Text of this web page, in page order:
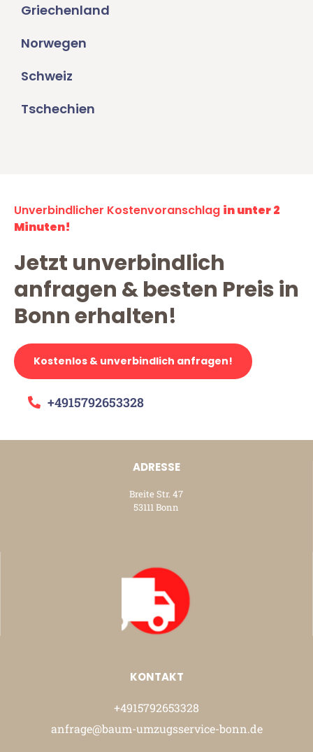
Griechenland
Norwegen
Schweiz
Tschechien
Unverbindlicher Kostenvoranschlag in unter 2
Minuten!
Jetzt unverbindlich
anfragen & besten Preis in
Bonn erhalten!
Kostenlos & unverbindlich anfragen!
+4915792653328
ADRESSE
Breite Str. 47
53111 Bonn
KONTAKT
+4915792653328
anfrage@baum-umzugsservice-bonn.de